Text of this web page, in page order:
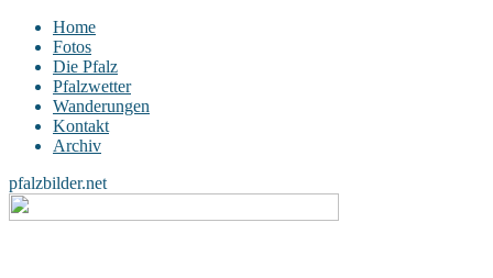
Home
Fotos
Die Pfalz
Pfalzwetter
Wanderungen
Kontakt
Archiv
pfalzbilder.net